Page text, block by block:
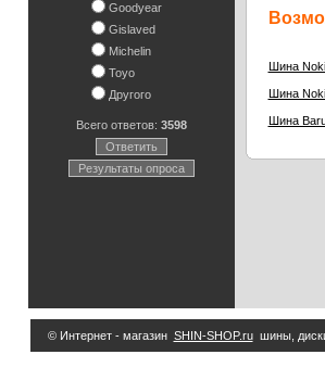
Goodyear
Gislaved
Michelin
Toyo
Другого
Всего ответов: 3598
Ответить
Результаты опроса
Шина
Шина
Шина
© Интернет - магазин SHIN-SHOP.ruшины,